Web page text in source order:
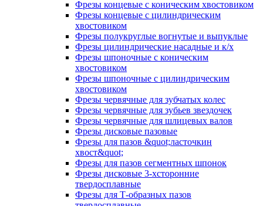
Фрезы концевые с коническим хвостовиком
Фрезы концевые с цилиндрическим
хвостовиком
Фрезы полукруглые вогнутые и выпуклые
Фрезы цилиндрические насадные и к/х
Фрезы шпоночные с коническим
хвостовиком
Фрезы шпоночные с цилиндрическим
хвостовиком
Фрезы червячные для зубчатых колес
Фрезы червячные для зубьев звездочек
Фрезы червячные для шлицевых валов
Фрезы дисковые пазовые
Фрезы для пазов &quot;ласточкин
хвост&quot;
Фрезы для пазов сегментных шпонок
Фрезы дисковые 3-хсторонние
твердосплавные
Фрезы для Т-образных пазов